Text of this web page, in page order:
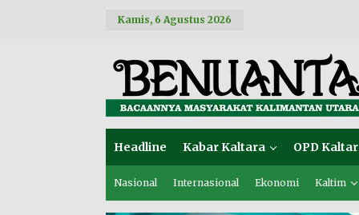
Kamis, 6 Agustus 2026
Headline Kabar Kaltara OPD
Nasional Internasional Ekonomi Kaltim